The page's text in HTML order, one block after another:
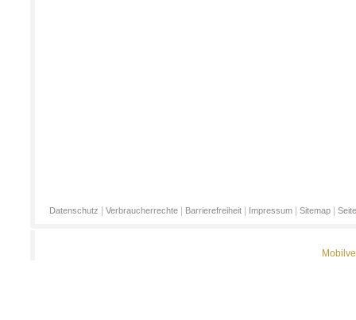
Datenschutz | Verbraucherrechte| Barrierefreiheit| Impressum| Sitemap|